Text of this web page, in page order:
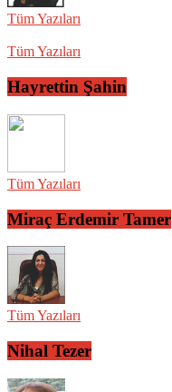
Tüm Yazıları
Tüm Yazıları
Hayrettin Şahin
Tüm Yazıları
Miraç Erdemir Tamer
Tüm Yazıları
Nihal Tezer